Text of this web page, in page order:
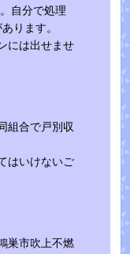
自分で処理
ります。
には出せませ
組合で戸別収
はいけないご
巣市吹上不燃